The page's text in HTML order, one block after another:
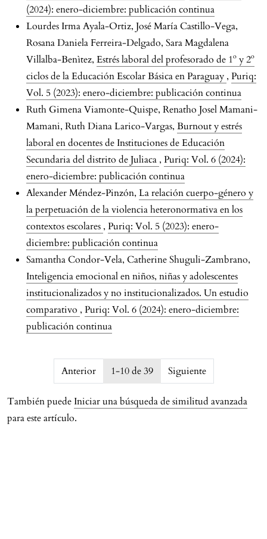
(2024): enero-diciembre: publicación continua
Lourdes Irma Ayala-Ortiz, José María Castillo-Vega,
Rosana Daniela Ferreira-Delgado, Sara Magdalena
Villalba-Benìtez, Estrés laboral del profesorado de 1º y 2º
ciclos de la Educación Escolar Básica en Paraguay , Puriq:
Vol. 5 (2023): enero-diciembre: publicación continua
Ruth Gimena Viamonte-Quispe, Renatho Josel Mamani-
Mamani, Ruth Diana Larico-Vargas, Burnout y estrés
laboral en docentes de Instituciones de Educación
Secundaria del distrito de Juliaca , Puriq: Vol. 6 (2024):
enero-diciembre: publicación continua
Alexander Méndez-Pinzón, La relación cuerpo-género y
la perpetuación de la violencia heteronormativa en los
contextos escolares , Puriq: Vol. 5 (2023): enero-
diciembre: publicación continua
Samantha Condor-Vela, Catherine Shuguli-Zambrano,
Inteligencia emocional en niños, niñas y adolescentes
institucionalizados y no institucionalizados. Un estudio
comparativo , Puriq: Vol. 6 (2024): enero-diciembre:
publicación continua
issue.pagination6a75e202b005d
Anterior 1-10 de 39 Siguiente
También puede Iniciar una búsqueda de similitud avanzada
para este artículo.